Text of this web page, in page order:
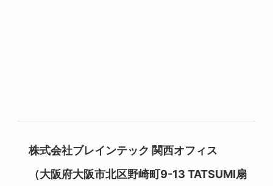
株式会社ブレインテック 関西オフィス
（大阪府大阪市北区野崎町9-13 TATSUMI扇